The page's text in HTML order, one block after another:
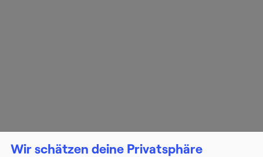
Wir schätzen deine Privatsphäre